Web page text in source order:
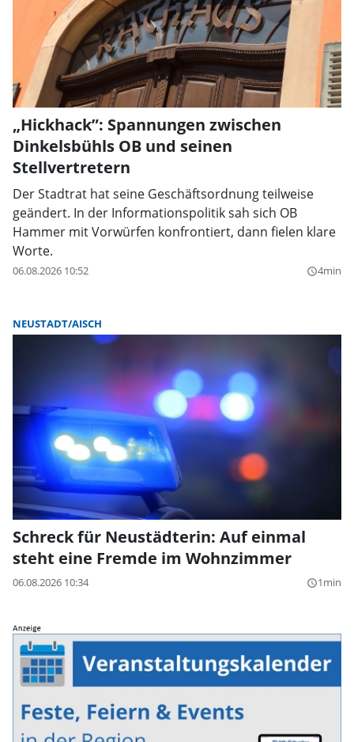
„Hickhack”: Spannungen zwischen
Dinkelsbühls OB und seinen
Stellvertretern
Der Stadtrat hat seine Geschäftsordnung teilweise
geändert. In der Informationspolitik sah sich OB
Hammer mit Vorwürfen konfrontiert, dann fielen klare
Worte.
06.08.2026 10:52 query_builder4min
NEUSTADT/AISCH
Schreck für Neustädterin: Auf einmal
steht eine Fremde im Wohnzimmer
06.08.2026 10:34 query_builder1min